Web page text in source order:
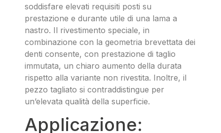
soddisfare elevati requisiti posti su
prestazione e durante utile di una lama a
nastro. Il rivestimento speciale, in
combinazione con la geometria brevettata dei
denti consente, con prestazione di taglio
immutata, un chiaro aumento della durata
rispetto alla variante non rivestita. Inoltre, il
pezzo tagliato si contraddistingue per
un’elevata qualità della superficie.
Applicazione: